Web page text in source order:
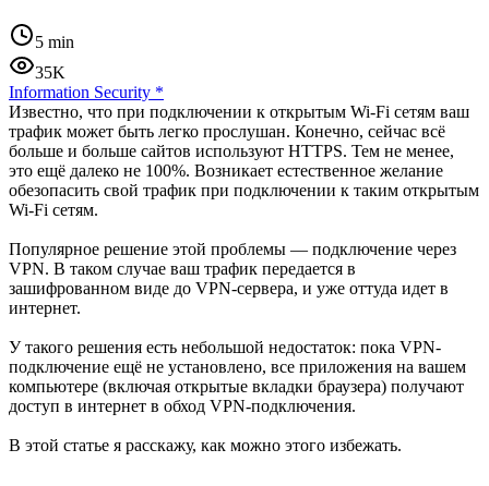
5 min
35K
Information Security *
Известно, что при подключении к открытым Wi-Fi сетям ваш
трафик может быть легко прослушан. Конечно, сейчас всё
больше и больше сайтов используют HTTPS. Тем не менее,
это ещё далеко не 100%. Возникает естественное желание
обезопасить свой трафик при подключении к таким открытым
Wi-Fi сетям.
Популярное решение этой проблемы — подключение через
VPN. В таком случае ваш трафик передается в
зашифрованном виде до VPN-сервера, и уже оттуда идет в
интернет.
У такого решения есть небольшой недостаток: пока VPN-
подключение ещё не установлено, все приложения на вашем
компьютере (включая открытые вкладки браузера) получают
доступ в интернет в обход VPN-подключения.
В этой статье я расскажу, как можно этого избежать.